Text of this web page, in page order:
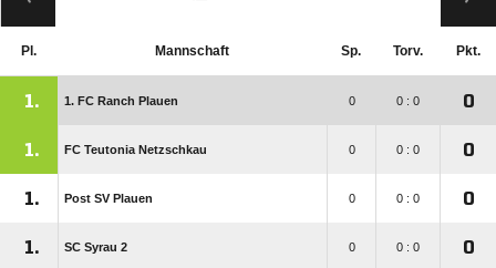
Pl. Mannschaft Sp. Torv. Pkt.
1. 1. FC Ranch Plauen 0 0 : 0 0
1. FC Teutonia Netzschkau 0 0 : 0 0
1. Post SV Plauen 0 0 : 0 0
1. SC Syrau 2 0 0 : 0 0